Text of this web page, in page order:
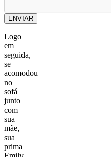
ENVIAR
Logo
em
seguida,
se
acomodou
no
sofá
junto
com
sua
mãe,
sua
prima